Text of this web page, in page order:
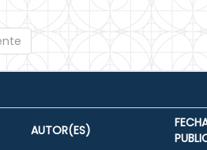
AUTOR(ES)